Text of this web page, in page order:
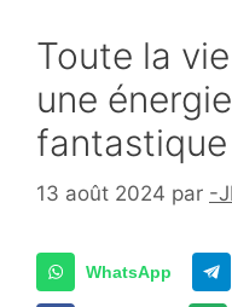
Toute la
une
fantastique
13 août 2024 par -
WhatsApp